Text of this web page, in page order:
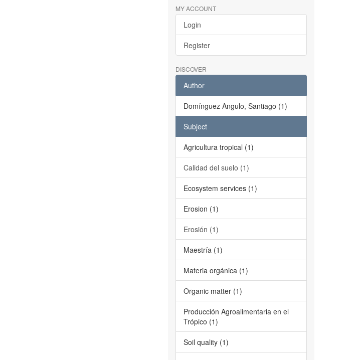
MY ACCOUNT
Login
Register
DISCOVER
Author
Domínguez Angulo, Santiago (1)
Subject
Agricultura tropical (1)
Calidad del suelo (1)
Ecosystem services (1)
Erosion (1)
Erosión (1)
Maestría (1)
Materia orgánica (1)
Organic matter (1)
Producción Agroalimentaria en el
Trópico (1)
Soil quality (1)